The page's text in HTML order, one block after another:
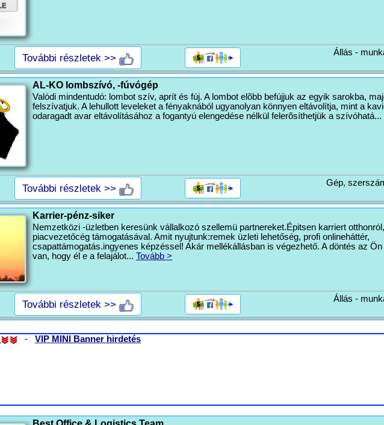
További részletek >> Állás -
AL-KO lombszívó, -fúvógép
Valódi mindentudó: lombot szív, aprít és fúj. A lombot elõbb befújjuk az egyik sarokba,
felszívatjuk. A lehullott leveleket a fényaknából ugyanolyan könnyen eltávolítja, mint a
odaragadt avar eltávolításához a fogantyú elengedése nélkül felerõsíthetjük a szívóhatá...
További részletek >> Gép,
Karrier-pénz-siker
Nemzetközi -üzletben keresünk vállalkozó szellemü partnereket.Épitsen karriert
piacvezetőcég támogatásával. Amit nyujtunk:remek üzleti lehetőség, profi onlineháttér,
csapattámogatás.ingyenes képzéssel! Akár mellékállásban is végezhető. A döntés az
van, hogy él e a felajálot... Tovább >
További részletek >> Állás -
- VIP MINI Banner hirdetés